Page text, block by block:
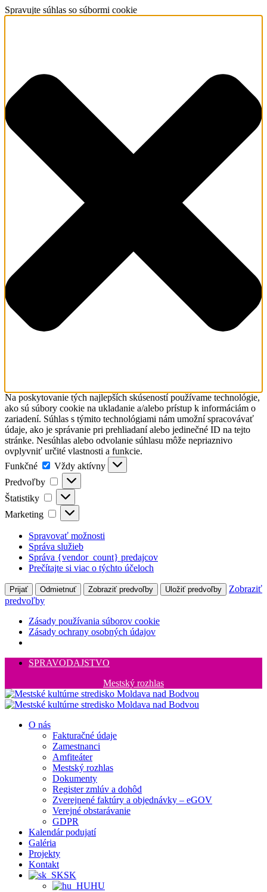
Spravujte súhlas so súbormi cookie
Na poskytovanie tých najlepších skúseností používame technológie,
ako sú súbory cookie na ukladanie a/alebo prístup k informáciám o
zariadení. Súhlas s týmito technológiami nám umožní spracovávať
údaje, ako je správanie pri prehliadaní alebo jedinečné ID na tejto
stránke. Nesúhlas alebo odvolanie súhlasu môže nepriaznivo
ovplyvniť určité vlastnosti a funkcie.
Funkčné
Funkčné
Vždy aktívny
Predvoľby
Predvoľby
Štatistiky Štatistiky
Marketing Marketing
Spravovať možnosti
Správa služieb
Správa {vendor_count} predajcov
Prečítajte si viac o týchto účeloch
Prijať Odmietnuť Zobraziť predvoľby Uložiť predvoľby
Zobraziť
predvoľby
Zásady používania súborov cookie
Zásady ochrany osobných údajov
SPRAVODAJSTVO
Mestský rozhlas
O nás
Fakturačné údaje
Zamestnanci
Amfiteáter
Mestský rozhlas
Dokumenty
Register zmlúv a dohôd
Zverejnené faktúry a objednávky – eGOV
Verejné obstarávanie
GDPR
Kalendár podujatí
Galéria
Projekty
Kontakt
SK
HU